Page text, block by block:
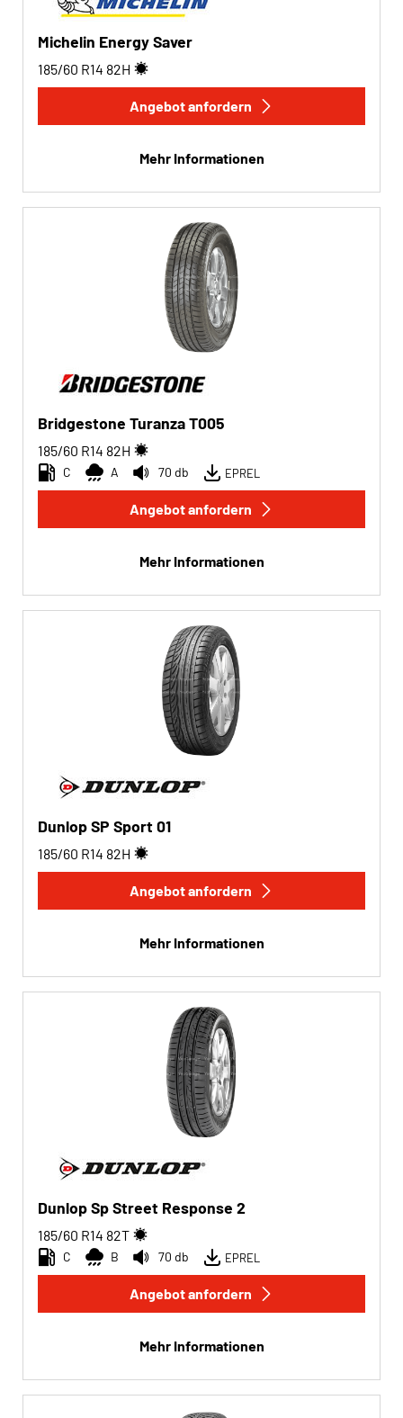
Michelin Energy Saver
185/60 R14 82H
Angebot anfordern
Mehr Informationen
Bridgestone Turanza T005
185/60 R14 82H
C A 70 db EPREL
Angebot anfordern
Mehr Informationen
Dunlop SP Sport 01
185/60 R14 82H
Angebot anfordern
Mehr Informationen
Dunlop Sp Street Response 2
185/60 R14 82T
C B 70 db EPREL
Angebot anfordern
Mehr Informationen